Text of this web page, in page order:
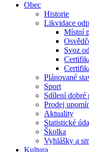
Obec
Historie
Likvidace
Místní
Svoz
Plánované
Sport
Sdílení dobré
Prodej
Aktuality
Statistické
Školka
Vyhlášky a
Kultura